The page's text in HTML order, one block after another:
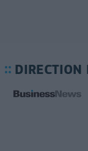
DIRECTION